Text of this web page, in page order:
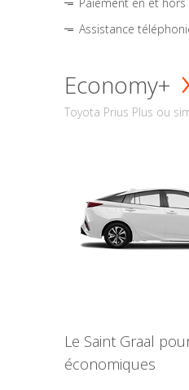
Assistance
Economy+
Toyota Prius Plus ou
Le Saint Graal
économiques